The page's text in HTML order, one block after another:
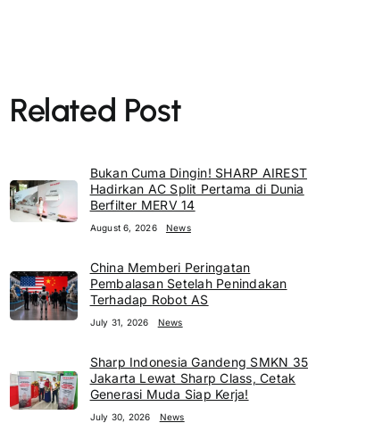
Related Post
Bukan Cuma Dingin! SHARP AIREST
Hadirkan AC Split Pertama di Dunia
Berfilter MERV 14
August 6, 2026 News
China Memberi Peringatan
Pembalasan Setelah Penindakan
Terhadap Robot AS
July 31, 2026 News
Sharp Indonesia Gandeng SMKN 35
Jakarta Lewat Sharp Class, Cetak
Generasi Muda Siap Kerja!
July 30, 2026 News